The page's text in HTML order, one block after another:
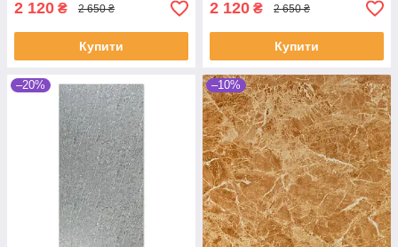
2 120 ₴ 2 650 ₴
Купити
2 120 ₴ 2 650 ₴
Купити
–20% –10%